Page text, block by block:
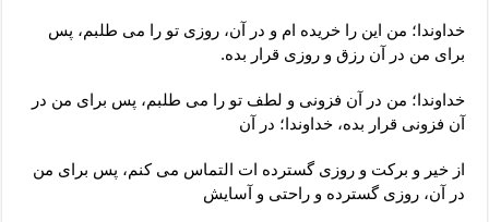
خداوندا؛ من اين را خريده ‏ام و در آن، روزى تو را مى‏ طلبم، پس
براى من در آن‏ رزق و روزى قرار بده.
خداوندا؛ من در آن فزونى و لطف تو را مى ‏طلبم، پس براى من در
آن فزونى قرار بده، خداوندا؛ در آن
از خير و بركت و روزى گسترده ‏ات التماس مى ‏كنم، پس براى من
در آن، روزى گسترده و راحتى و آسايش